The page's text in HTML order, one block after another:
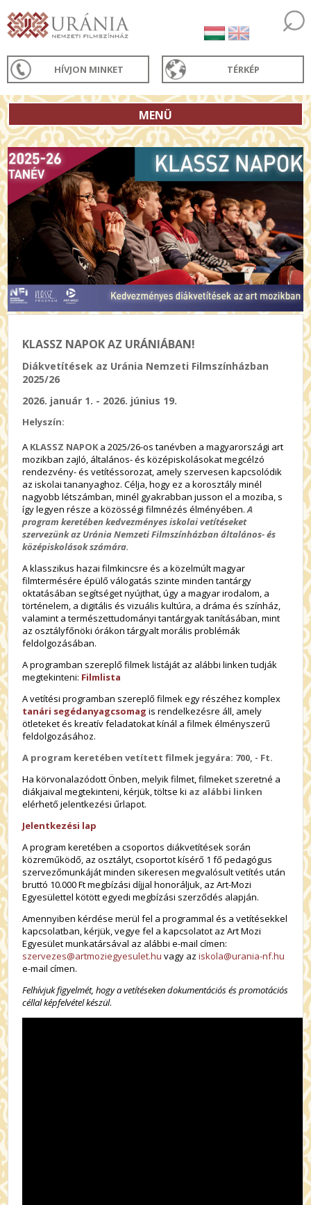
HÍVJON MINKET TÉRKÉP
MENÜ
KLASSZ NAPOK AZ URÁNIÁBAN!
Diákvetítések az Uránia Nemzeti Filmszínházban
2025/26
2026. január 1. - 2026. június 19.
Helyszín:
A KLASSZ NAPOKa 2025/26-os tanévben a magyarországi art
mozikban zajló, általános- és középiskolásokat megcélzó
rendezvény- és vetítéssorozat, amely szervesen kapcsolódik
az iskolai tananyaghoz. Célja, hogy ez a korosztály minél
nagyobb létszámban, minél gyakrabban jusson el a moziba, s
így legyen része a közösségi filmnézés élményében.A
program keretében kedvezményes iskolai vetítéseket
szervezünk az Uránia Nemzeti Filmszínházban általános- és
középiskolások számára.
A klasszikus hazai filmkincsre és a közelmúlt magyar
filmtermésére épülő válogatás szinte minden tantárgy
oktatásában segítséget nyújthat, úgy a magyar irodalom, a
történelem, a digitális és vizuális kultúra, a dráma és színház,
valamint a természettudományi tantárgyak tanításában, mint
az osztályfőnöki órákon tárgyalt morális problémák
feldolgozásában.
A programban szereplő filmek listáját az alábbi linken tudják
megtekinteni: Filmlista
A vetítési programban szereplő filmek egy részéhez komplex
tanári segédanyagcsomag is rendelkezésre áll, amely
ötleteket és kreatív feladatokat kínál a filmek élményszerű
feldolgozásához.
A program keretében vetített filmek jegyára: 700, - Ft.
Ha körvonalazódott Önben, melyik filmet, filmeket szeretné a
diákjaival megtekinteni, kérjük, töltse ki az alábbi linken
elérhető jelentkezési űrlapot.
Jelentkezési lap
A program keretében a csoportos diákvetítések során
közreműködő, az osztályt, csoportot kísérő 1 fő pedagógus
szervezőmunkáját minden sikeresen megvalósult vetítés után
bruttó 10.000 Ft megbízási díjjal honoráljuk, az Art-Mozi
Egyesülettel kötött egyedi megbízási szerződés alapján.
Amennyiben kérdése merül fel a programmal és a vetítésekkel
kapcsolatban, kérjük, vegye fel a kapcsolatot az Art Mozi
Egyesület munkatársával az alábbie-mail címen:
szervezes@artmoziegyesulet.hu vagy aziskola@urania-nf.hu
e-mail címen.
Felhívjuk figyelmét, hogy a vetítéseken dokumentációs és promotációs
céllal képfelvétel készül.